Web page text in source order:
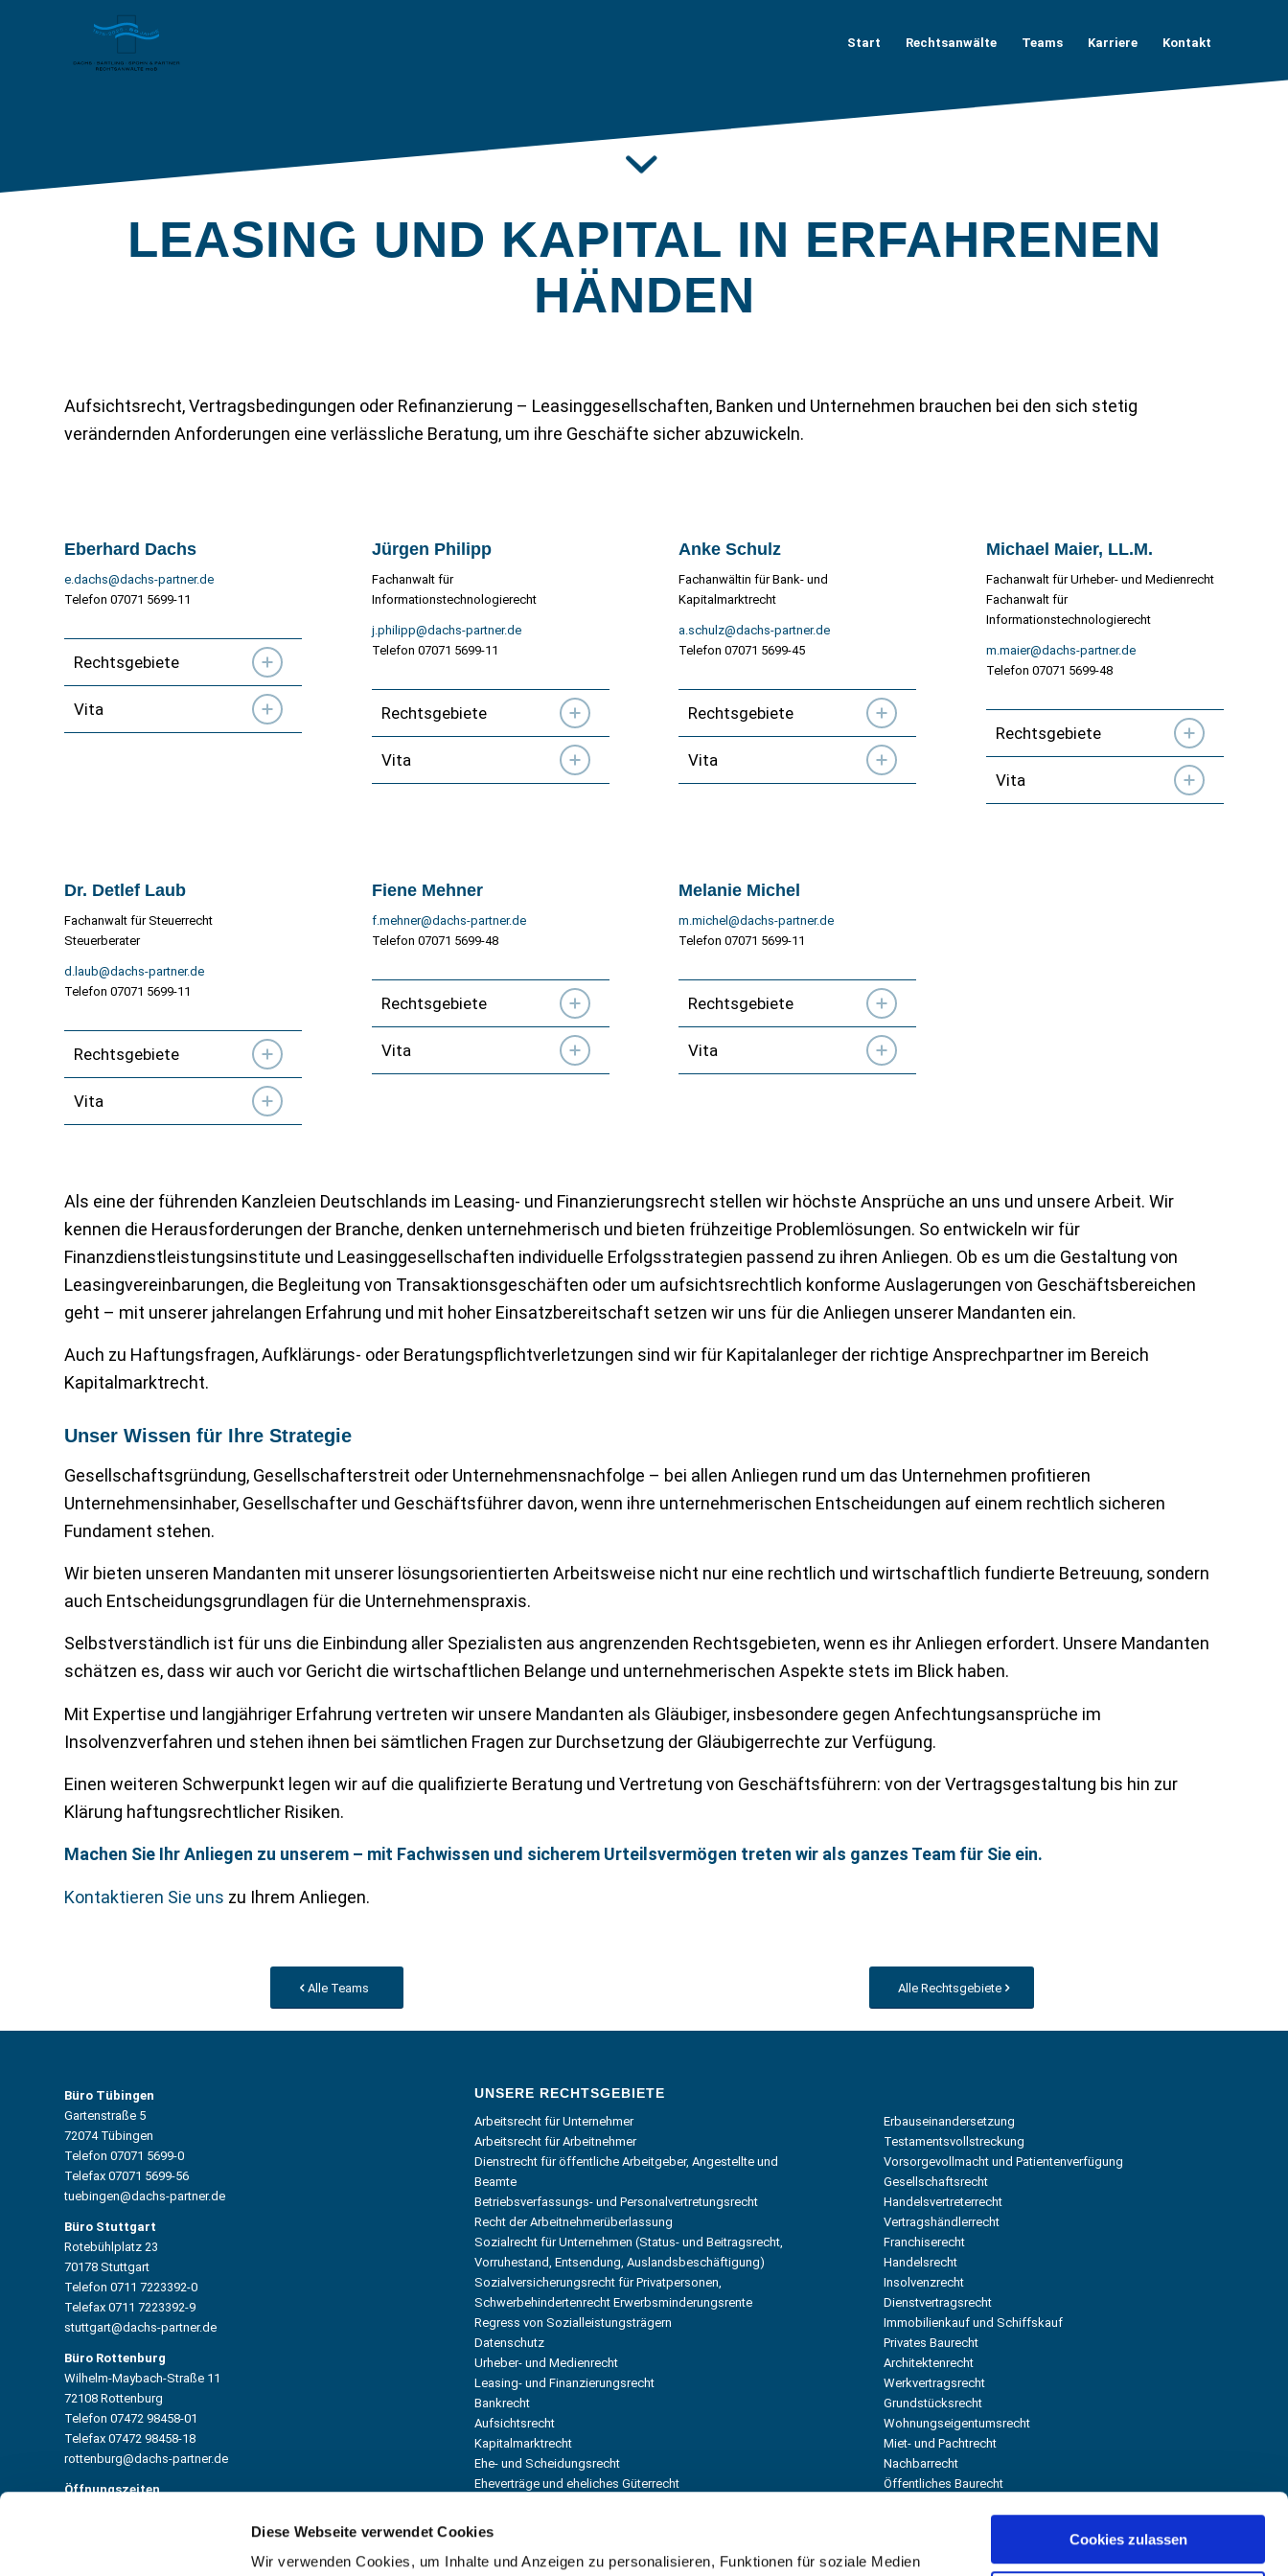
Diese Webseite verwendet Cookies
Wir verwenden Cookies, um Inhalte und Anzeigen zu personalisieren, Funktionen für soziale Medien
Cookies zulassen
Start Rechtsanwälte Teams Karriere Kontakt
Unsere Experten nah am Markt.
LEASING UND KAPITAL IN ERFAHRENEN
HÄNDEN
Aufsichtsrecht, Vertragsbedingungen oder Refinanzierung – Leasinggesellschaften, Banken und Unternehmen brauchen bei den sich stetig
verändernden Anforderungen eine verlässliche Beratung, um ihre Geschäfte sicher abzuwickeln.
Eberhard Dachs
e.dachs@dachs-partner.de
Telefon 07071 5699-11
Rechtsgebiete
Vita
Jürgen Philipp
Fachanwalt für
Informationstechnologierecht
j.philipp@dachs-partner.de
Telefon 07071 5699-11
Rechtsgebiete
Vita
Anke Schulz
Fachanwältin für Bank- und
Kapitalmarktrecht
a.schulz@dachs-partner.de
Telefon 07071 5699-45
Rechtsgebiete
Vita
Michael Maier, LL.M.
Fachanwalt für Urheber- und Medienrecht
Fachanwalt für
Informationstechnologierecht
m.maier@dachs-partner.de
Telefon 07071 5699-48
Rechtsgebiete
Vita
Dr. Detlef Laub
Fachanwalt für Steuerrecht
Steuerberater
d.laub@dachs-partner.de
Telefon 07071 5699-11
Rechtsgebiete
Vita
Fiene Mehner
f.mehner@dachs-partner.de
Telefon 07071 5699-48
Rechtsgebiete
Vita
Melanie Michel
m.michel@dachs-partner.de
Telefon 07071 5699-11
Rechtsgebiete
Vita
Als eine der führenden Kanzleien Deutschlands im Leasing- und Finanzierungsrecht stellen wir höchste Ansprüche an uns und unsere Arbeit. Wir
kennen die Herausforderungen der Branche, denken unternehmerisch und bieten frühzeitige Problemlösungen. So entwickeln wir für
Finanzdienstleistungsinstitute und Leasinggesellschaften individuelle Erfolgsstrategien passend zu ihren Anliegen. Ob es um die Gestaltung von
Leasingvereinbarungen, die Begleitung von Transaktionsgeschäften oder um aufsichtsrechtlich konforme Auslagerungen von Geschäftsbereichen
geht – mit unserer jahrelangen Erfahrung und mit hoher Einsatzbereitschaft setzen wir uns für die Anliegen unserer Mandanten ein.
Auch zu Haftungsfragen, Aufklärungs- oder Beratungspflichtverletzungen sind wir für Kapitalanleger der richtige Ansprechpartner im Bereich
Kapitalmarktrecht.
Unser Wissen für Ihre Strategie
Gesellschaftsgründung, Gesellschafterstreit oder Unternehmensnachfolge – bei allen Anliegen rund um das Unternehmen profitieren
Unternehmensinhaber, Gesellschafter und Geschäftsführer davon, wenn ihre unternehmerischen Entscheidungen auf einem rechtlich sicheren
Fundament stehen.
Wir bieten unseren Mandanten mit unserer lösungsorientierten Arbeitsweise nicht nur eine rechtlich und wirtschaftlich fundierte Betreuung, sondern
auch Entscheidungsgrundlagen für die Unternehmenspraxis.
Selbstverständlich ist für uns die Einbindung aller Spezialisten aus angrenzenden Rechtsgebieten, wenn es ihr Anliegen erfordert. Unsere Mandanten
schätzen es, dass wir auch vor Gericht die wirtschaftlichen Belange und unternehmerischen Aspekte stets im Blick haben.
Mit Expertise und langjähriger Erfahrung vertreten wir unsere Mandanten als Gläubiger, insbesondere gegen Anfechtungsansprüche im
Insolvenzverfahren und stehen ihnen bei sämtlichen Fragen zur Durchsetzung der Gläubigerrechte zur Verfügung.
Einen weiteren Schwerpunkt legen wir auf die qualifizierte Beratung und Vertretung von Geschäftsführern: von der Vertragsgestaltung bis hin zur
Klärung haftungsrechtlicher Risiken.
Machen Sie Ihr Anliegen zu unserem – mit Fachwissen und sicherem Urteilsvermögen treten wir als ganzes Team für Sie ein.
Kontaktieren Sie uns zu Ihrem Anliegen.
Alle Teams Alle Rechtsgebiete
Büro Tübingen
Gartenstraße 5
72074 Tübingen
Telefon 07071 5699-0
Telefax 07071 5699-56
tuebingen@dachs-partner.de
Büro Stuttgart
Rotebühlplatz 23
70178 Stuttgart
Telefon 0711 7223392-0
Telefax 0711 7223392-9
stuttgart@dachs-partner.de
Büro Rottenburg
Wilhelm-Maybach-Straße 11
72108 Rottenburg
Telefon 07472 98458-01
Telefax 07472 98458-18
rottenburg@dachs-partner.de
Öffnungszeiten
UNSERE RECHTSGEBIETE
Arbeitsrecht für Unternehmer
Arbeitsrecht für Arbeitnehmer
Dienstrecht für öffentliche Arbeitgeber, Angestellte und
Beamte
Betriebsverfassungs- und Personalvertretungsrecht
Recht der Arbeitnehmerüberlassung
Sozialrecht für Unternehmen (Status- und Beitragsrecht,
Vorruhestand, Entsendung, Auslandsbeschäftigung)
Sozialversicherungsrecht für Privatpersonen,
Schwerbehindertenrecht Erwerbsminderungsrente
Regress von Sozialleistungsträgern
Datenschutz
Urheber- und Medienrecht
Leasing- und Finanzierungsrecht
Bankrecht
Aufsichtsrecht
Kapitalmarktrecht
Ehe- und Scheidungsrecht
Eheverträge und eheliches Güterrecht
Unterhaltsrecht (Ehegatten, Kinder, Eltern)
Internationales Familienrecht
Erbauseinandersetzung
Testamentsvollstreckung
Vorsorgevollmacht und Patientenverfügung
Gesellschaftsrecht
Handelsvertreterrecht
Vertragshändlerrecht
Franchiserecht
Handelsrecht
Insolvenzrecht
Dienstvertragsrecht
Immobilienkauf und Schiffskauf
Privates Baurecht
Architektenrecht
Werkvertragsrecht
Grundstücksrecht
Wohnungseigentumsrecht
Miet- und Pachtrecht
Nachbarrecht
Öffentliches Baurecht
Verkehrszivilrecht